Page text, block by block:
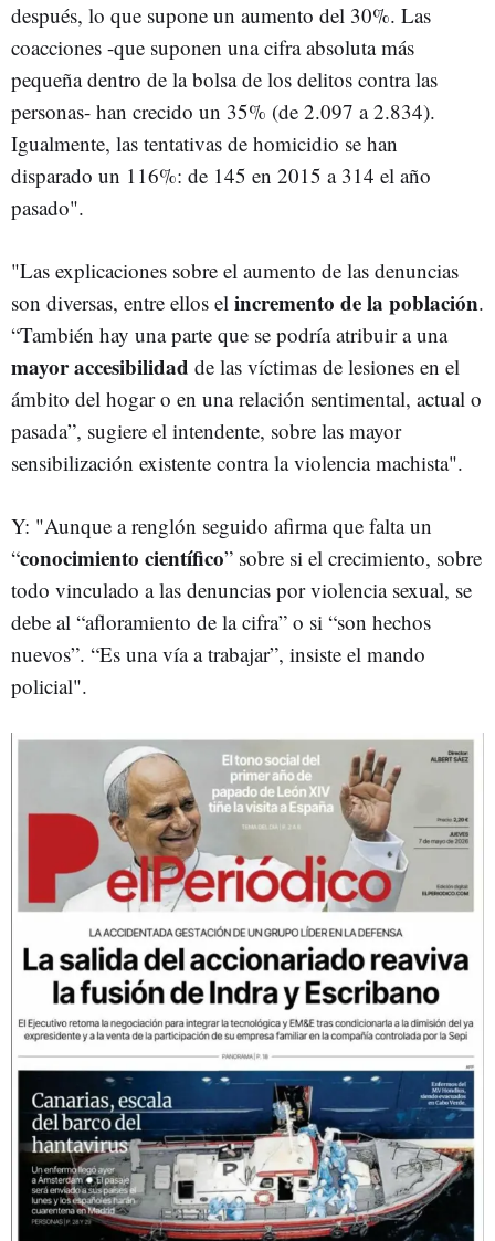
después, lo que supone un aumento del 30%. Las
coacciones -que suponen una cifra absoluta más
pequeña dentro de la bolsa de los delitos contra las
personas- han crecido un 35% (de 2.097 a 2.834).
Igualmente, las tentativas de homicidio se han
disparado un 116%: de 145 en 2015 a 314 el año
pasado".
"Las explicaciones sobre el aumento de las denuncias
son diversas, entre ellos el incremento de la población.
“También hay una parte que se podría atribuir a una
mayor accesibilidad de las víctimas de lesiones en el
ámbito del hogar o en una relación sentimental, actual o
pasada”, sugiere el intendente, sobre las mayor
sensibilización existente contra la violencia machista".
Y: "Aunque a renglón seguido afirma que falta un
“conocimiento científico” sobre si el crecimiento, sobre
todo vinculado a las denuncias por violencia sexual, se
debe al “afloramiento de la cifra” o si “son hechos
nuevos”. “Es una vía a trabajar”, insiste el mando
policial".